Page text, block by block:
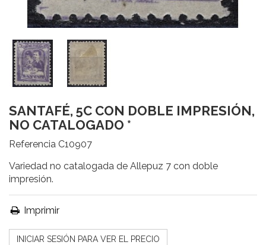
SANTAFÉ, 5C CON DOBLE IMPRESIÓN,
NO CATALOGADO *
Referencia C10907
Variedad no catalogada de Allepuz 7 con doble
impresión.
Imprimir
INICIAR SESIÓN PARA VER EL PRECIO